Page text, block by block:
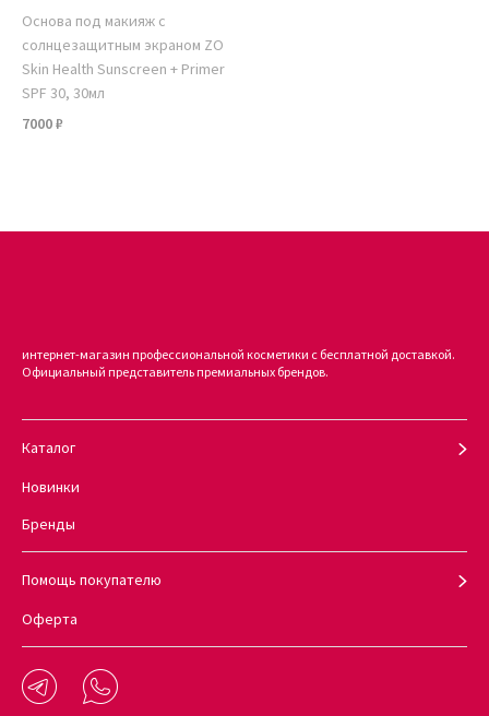
Основа под макияж с
солнцезащитным экраном ZO
Skin Health Sunscreen + Primer
SPF 30, 30мл
7000 ₽
интернет-магазин профессиональной косметики с бесплатной доставкой.
Официальный представитель премиальных брендов.
Каталог
Новинки
Бренды
Помощь покупателю
Оферта